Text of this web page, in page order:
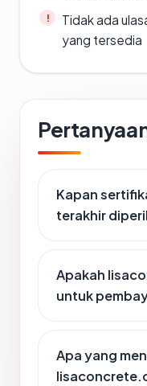
Tidak ada
yang tersedia
Kapan
terakhir
Apakah
untuk
Apa yang